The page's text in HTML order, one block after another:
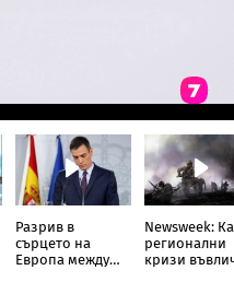
Разрив в
сърцето на
Европа между
Newsweek:
регионални
кризи